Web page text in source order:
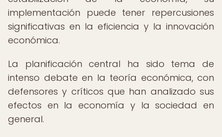
implementación puede tener repercusiones
significativas en la eficiencia y la innovación
económica.
La planificación central ha sido tema de
intenso debate en la teoría económica, con
defensores y críticos que han analizado sus
efectos en la economía y la sociedad en
general.